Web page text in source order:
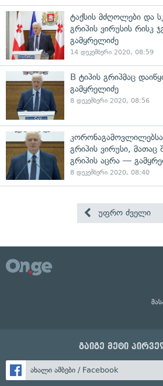
ტაქსის მძღოლები და
გრიპის ვირუსის რისკ
გამყრელიძე
14 დეკემბერი 2020, 08:59
B ტიპის გრიპმაც
გამყრელიძე
8 დეკემბერი 2020, 08:56
გრიპის ვირუსი,
გრიპის აცრა —
8 დეკემბერი 2020, 08:40
უფრო ძველი
გაიგე მეტი
ახალი ამბები / Facebook